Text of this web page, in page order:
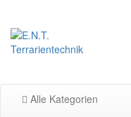
Alle Kategorien